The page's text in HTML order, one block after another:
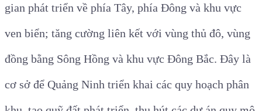
gian phát triển về phía Tây, phía Đông và khu vực
ven biển; tăng cường liên kết với vùng thủ đô, vùng
đồng bằng Sông Hồng và khu vực Đông Bắc. Đây là
cơ sở để Quảng Ninh triển khai các quy hoạch phân